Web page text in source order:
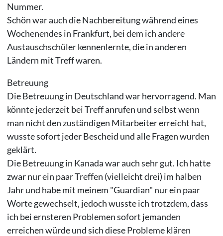
Nummer.
Schön war auch die Nachbereitung während eines
Wochenendes in Frankfurt, bei dem ich andere
Austauschschüler kennenlernte, die in anderen
Ländern mit Treff waren.
Betreuung
Die Betreuung in Deutschland war hervorragend. Man
könnte jederzeit bei Treff anrufen und selbst wenn
man nicht den zuständigen Mitarbeiter erreicht hat,
wusste sofort jeder Bescheid und alle Fragen wurden
geklärt.
Die Betreuung in Kanada war auch sehr gut. Ich hatte
zwar nur ein paar Treffen (vielleicht drei) im halben
Jahr und habe mit meinem "Guardian" nur ein paar
Worte gewechselt, jedoch wusste ich trotzdem, dass
ich bei ernsteren Problemen sofort jemanden
erreichen würde und sich diese Probleme klären